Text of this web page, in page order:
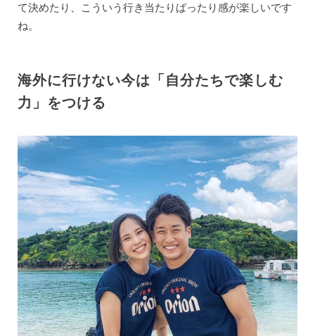
て決めたり、こういう行き当たりばったり感が楽しいです
ね。
海外に行けない今は「自分たちで楽しむ
力」をつける